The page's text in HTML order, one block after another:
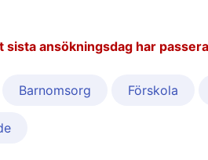
sista ansökningsdag har
Barnomsorg Förskola